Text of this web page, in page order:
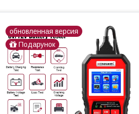
обновленная версия
Подарунок